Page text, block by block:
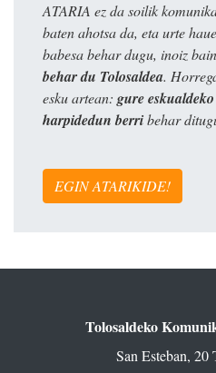
ATARIA ez da soilik
baten ahotsa da, eta urte
babesa behar dugu, inoiz
behar du Tolosaldea.
esku artean: gure
harpidedun berribehar
EGIN ATARIKIDE!
Tolosaldeko
San Esteban, 20